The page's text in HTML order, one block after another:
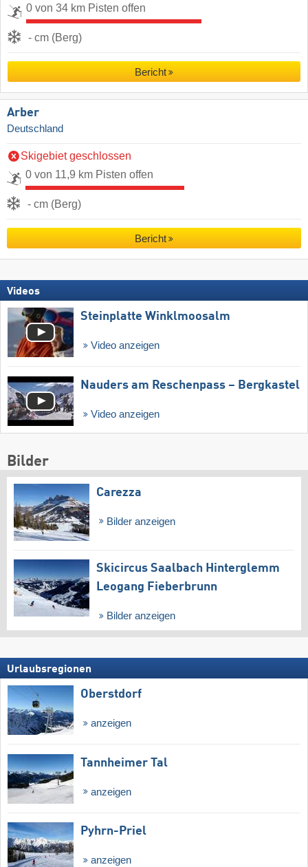
0 von 34 km Pisten offen
- cm (Berg)
Bericht
Arber
Deutschland
Skigebiet geschlossen
0 von 11,9 km Pisten offen
- cm (Berg)
Bericht
Videos
Steinplatte Winklmoosalm
Video anzeigen
Nauders am Reschenpass – Bergkastel
Video anzeigen
Bilder
Carezza
Bilder anzeigen
Skicircus Saalbach Hinterglemm
Leogang Fieberbrunn
Bilder anzeigen
Urlaubsregionen
Oberstdorf
anzeigen
Tannheimer Tal
anzeigen
Pyhrn-Priel
anzeigen